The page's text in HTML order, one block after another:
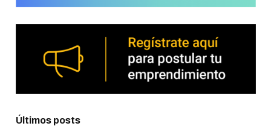
Últimos posts